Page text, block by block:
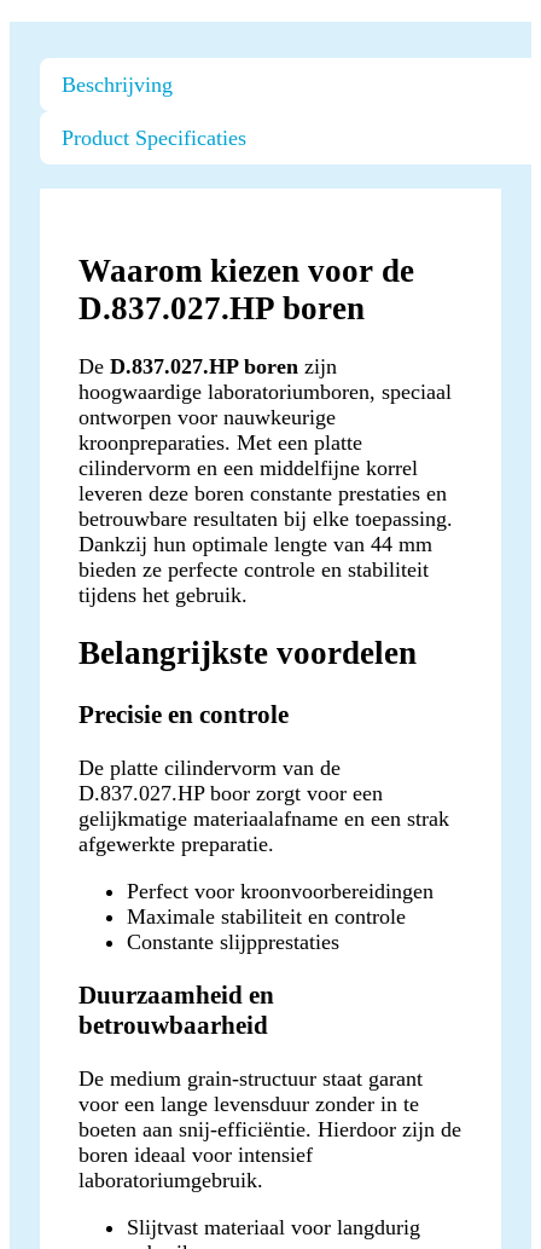
Beschrijving
Product Specificaties
Waarom kiezen voor de
D.837.027.HP boren
De D.837.027.HP boren zijn
hoogwaardige laboratoriumboren, speciaal
ontworpen voor nauwkeurige
kroonpreparaties. Met een platte
cilindervorm en een middelfijne korrel
leveren deze boren constante prestaties en
betrouwbare resultaten bij elke toepassing.
Dankzij hun optimale lengte van 44 mm
bieden ze perfecte controle en stabiliteit
tijdens het gebruik.
Belangrijkste voordelen
Precisie en controle
De platte cilindervorm van de
D.837.027.HP boor zorgt voor een
gelijkmatige materiaalafname en een strak
afgewerkte preparatie.
Perfect voor kroonvoorbereidingen
Maximale stabiliteit en controle
Constante slijpprestaties
Duurzaamheid en
betrouwbaarheid
De medium grain-structuur staat garant
voor een lange levensduur zonder in te
boeten aan snij-efficiëntie. Hierdoor zijn de
boren ideaal voor intensief
laboratoriumgebruik.
Slijtvast materiaal voor langdurig